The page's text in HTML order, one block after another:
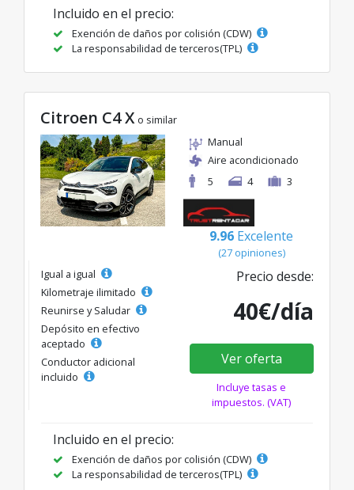
Incluido en el precio:
Exención de daños por colisión (CDW)
La responsabilidad de terceros(TPL)
Citroen C4 X o similar
Manual
Aire acondicionado
5
4 3
9.96 Excelente
(27 opiniones)
Igual a igual
Kilometraje ilimitado
Reunirse y Saludar
Depósito en efectivo
aceptado
Conductor adicional
incluido
Precio desde:
40€/día
Ver oferta
Incluye tasas e
impuestos. (VAT)
Incluido en el precio:
Exención de daños por colisión (CDW)
La responsabilidad de terceros(TPL)